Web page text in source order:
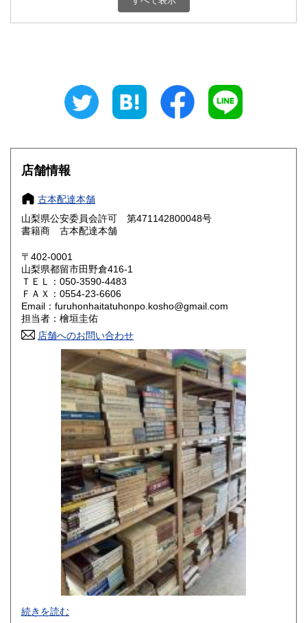
800円 三重県
大阪府
奈良県
鳥取県 800円 島根県
岡山県
山口県 800円
香川県 800円 愛媛県
高知県 800円
800円 長崎県
800円 大分県
800円 鹿児島県
1,500円
店舗情報
古本配達本舗
山梨県公安委員会許可 第471142800048号
書籍商 古本配達本舗
〒402-0001
山梨県都留市田野倉416-1
ＴＥＬ：050-3590-4483
ＦＡＸ：0554-23-6606
Email：furuhonhaitatuhonpo.kosho@gmail.com
担当者：檜垣圭佑
店舗へのお問い合わせ
-
続きを読む